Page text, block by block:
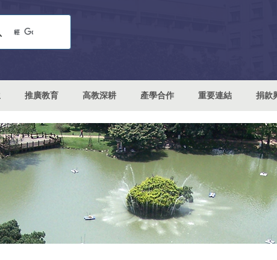
推廣教育 高教深耕 產學合作 重要連結 捐款